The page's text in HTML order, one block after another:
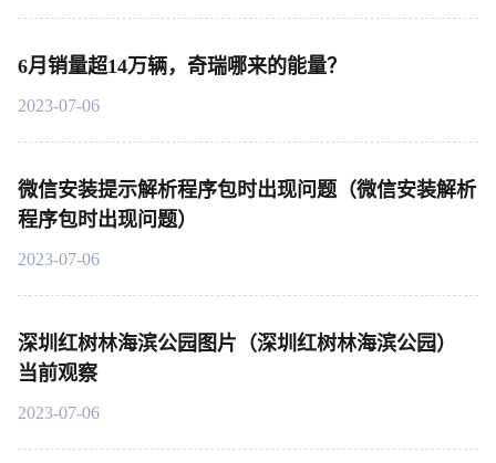
6月销量超14万辆，奇瑞哪来的能量？
2023-07-06
微信安装提示解析程序包时出现问题（微信安装解析
程序包时出现问题）
2023-07-06
深圳红树林海滨公园图片（深圳红树林海滨公园）
当前观察
2023-07-06